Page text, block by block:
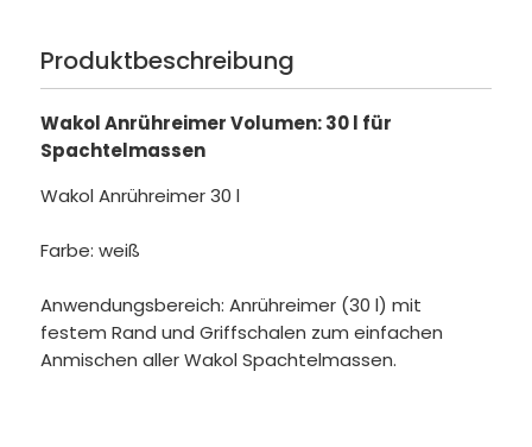
Produktbeschreibung
Wakol Anrühreimer Volumen: 30 l für
Spachtelmassen
Wakol Anrühreimer 30 l
Farbe: weiß
Anwendungsbereich: Anrühreimer (30 l) mit
festem Rand und Griffschalen zum einfachen
Anmischen aller Wakol Spachtelmassen.